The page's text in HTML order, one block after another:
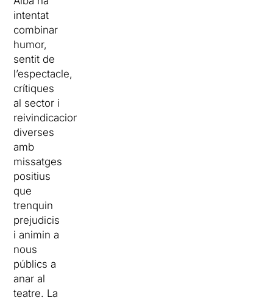
intentat
combinar
humor,
sentit de
l’espectacle,
crítiques
al sector i
reivindicacions
diverses
amb
missatges
positius
que
trenquin
prejudicis
i animin a
nous
públics a
anar al
teatre. La